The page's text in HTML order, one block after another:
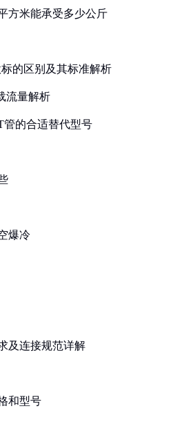
方米能承受多少公斤
的区别及其标准解析
流量解析
管的合适替代型号
爆冷
及连接规范详解
和型号